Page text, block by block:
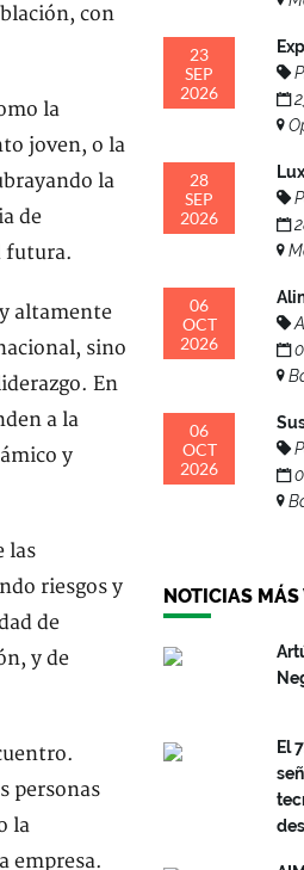
con
la
joven, o la
la
de
futura.
altamente
sino
En
a la
y
las
riesgos y
de
y de
personas
la
empresa.
23
SEP
2026
28
SEP
2026
06
OCT
2026
06
OCT
2026
NOTICIAS
El